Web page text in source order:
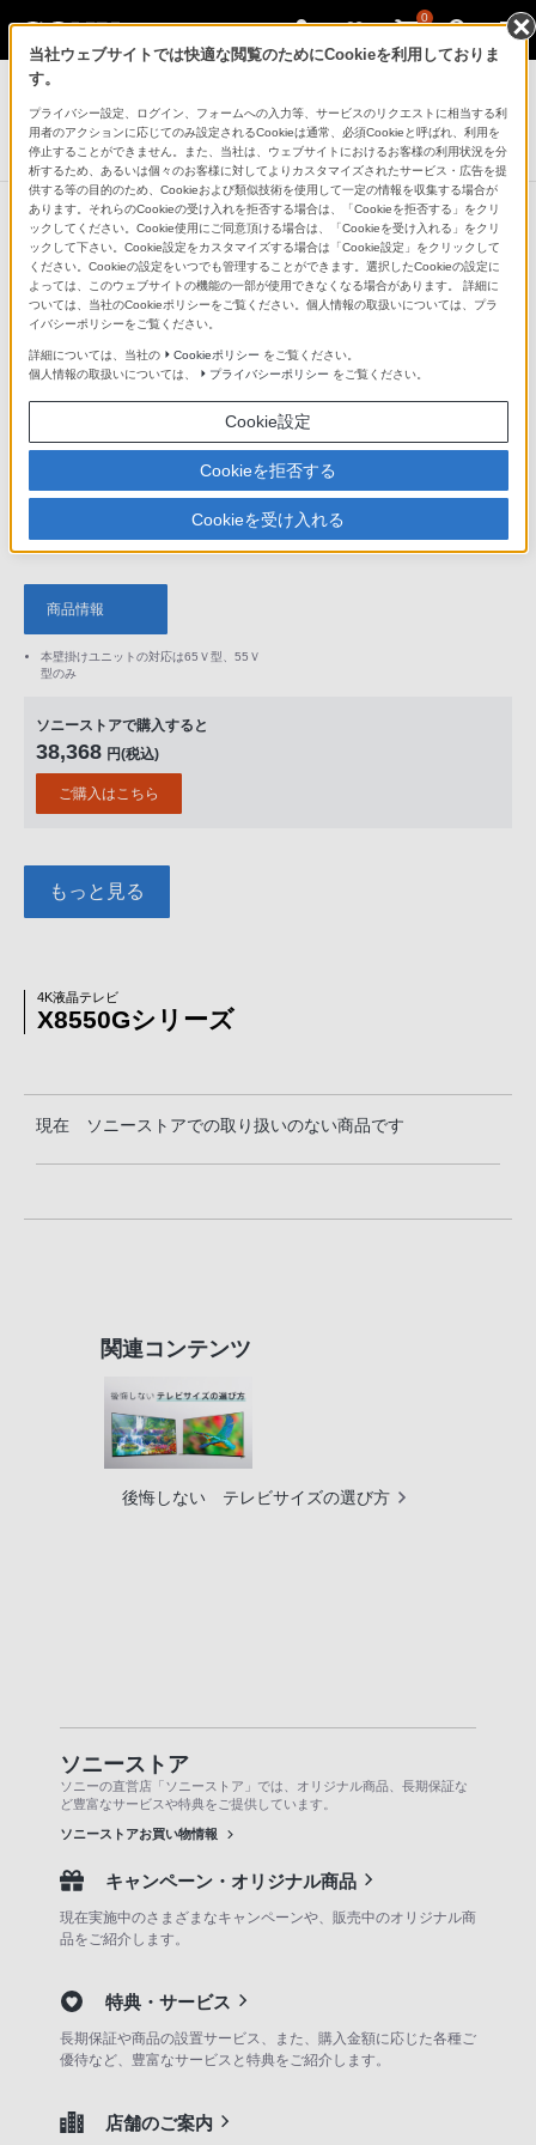
0
テレビ ブラビア
4K液晶テレビ
X8550Gシリーズ
壁掛けユニット
壁掛けユニット
壁掛けユニット
SU-WL820
スイーベル機能により、左右約1
0度の角度調整が可能な壁掛けユ
ニット
商品情報
本壁掛けユニットの対応は65Ｖ型、55Ｖ
型のみ
ソニーストアで購入すると
38,368 円(税込)
ご購入はこちら
もっと見る
4K液晶テレビ
X8550Gシリーズ
現在 ソニーストアでの取り扱いのない商品です
関連コンテンツ
後悔しない テレビサイズの選び方
ソニーストア
ソニーの直営店「ソニーストア」では、オリジナル商品、長期保証な
ど豊富なサービスや特典をご提供しています。
ソニーストアお買い物情報
キャンペーン・オリジナル商品
現在実施中のさまざまなキャンペーンや、販売中のオリジナル商
品をご紹介します。
特典・サービス
長期保証や商品の設置サービス、また、購入金額に応じた各種ご
優待など、豊富なサービスと特典をご紹介します。
店舗のご案内
当社ウェブサイトでは快適な閲覧のためにCookieを利用しておりま
す。
プライバシー設定、ログイン、フォームへの入力等、サービスのリクエストに相当する利
用者のアクションに応じてのみ設定されるCookieは通常、必須Cookieと呼ばれ、利用を
停止することができません。また、当社は、ウェブサイトにおけるお客様の利用状況を分
析するため、あるいは個々のお客様に対してよりカスタマイズされたサービス・広告を提
供する等の目的のため、Cookieおよび類似技術を使用して一定の情報を収集する場合が
あります。それらのCookieの受け入れを拒否する場合は、「Cookieを拒否する」をクリ
ックしてください。Cookie使用にご同意頂ける場合は、「Cookieを受け入れる」をクリ
ックして下さい。Cookie設定をカスタマイズする場合は「Cookie設定」をクリックして
ください。Cookieの設定をいつでも管理することができます。選択したCookieの設定に
よっては、このウェブサイトの機能の一部が使用できなくなる場合があります。 詳細に
ついては、当社のCookieポリシーをご覧ください。個人情報の取扱いについては、プラ
イバシーポリシーをご覧ください。
詳細については、当社の Cookieポリシー をご覧ください。
個人情報の取扱いについては、
プライバシーポリシー をご覧ください。
Cookie設定
Cookieを拒否する
Cookieを受け入れる